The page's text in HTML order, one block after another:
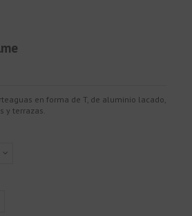
en forma de T, de aluminio lacado,
y terrazas.